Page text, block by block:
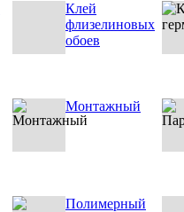
Клей
флизелиновых
обоев
Монтажный
Полимерный